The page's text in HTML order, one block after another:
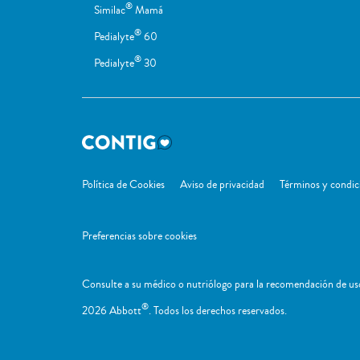
Similac® Mamá
Pedialyte® 60
Pedialyte® 30
Política de Cookies Aviso de privacidad Términos y
Preferencias sobre cookies
Consulte a su médico o nutriólogo para la recomendación de
2026 Abbott®. Todos los derechos reservados.